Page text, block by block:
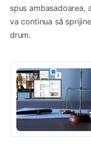
spus ambasadoarea,
va continua să
drum.